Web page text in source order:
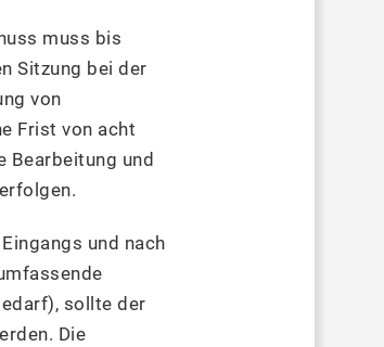
muss bis
Sitzung bei der
von
Frist von acht
Bearbeitung und
und nach
sollte der
Die